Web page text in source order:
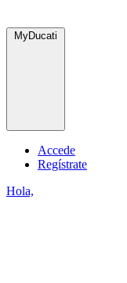
MyDucati
Accede
Regístrate
Hola,